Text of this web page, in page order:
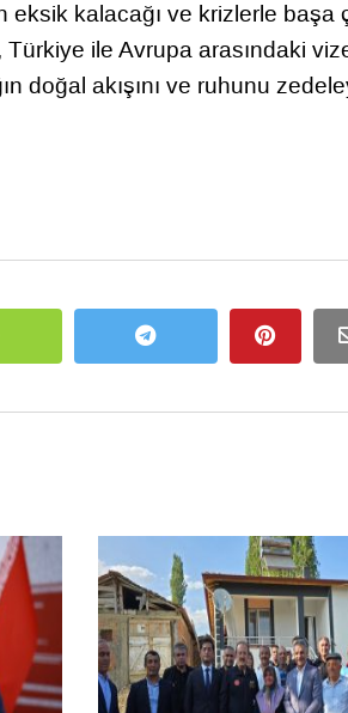
eksik kalacağı ve krizlerle başa
Türkiye ile Avrupa arasındaki
doğal akışını ve ruhunu